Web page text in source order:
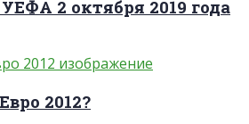
2 октября 2019 года
2012?